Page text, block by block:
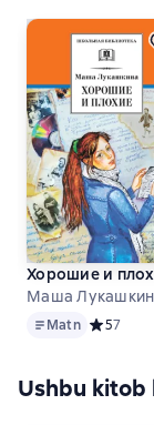
Хорошие и
Маша
MatnMatn Средний
57
Ushbu kitob